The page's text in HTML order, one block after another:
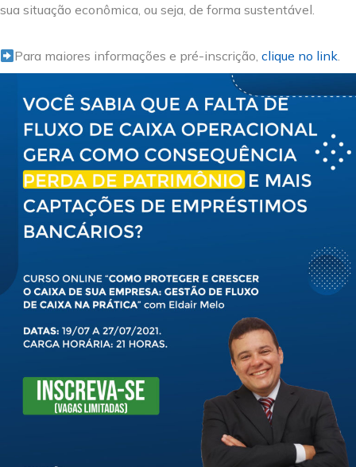
sua situação econômica, ou seja, de forma sustentável.
Para maiores informações e pré-inscrição,clique no link.